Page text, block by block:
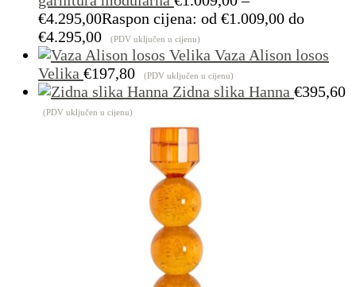
€4.295,00Raspon cijena: od €1.009,00 do
€4.295,00
(PDV uključen u cijenu)
Vaza Alison losos
Velika €197,80 (PDV uključen u cijenu)
Zidna slika Hanna €395,60
(PDV uključen u cijenu)